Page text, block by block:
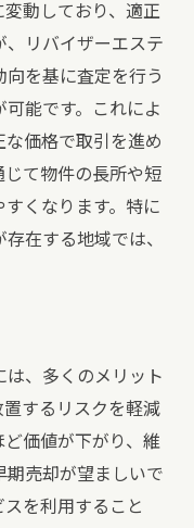
動しており、適正
、リバイザーエステ
を基に査定を行う
能です。これによ
価格で取引を進め
じて物件の長所や短
くなります。特に
在する地域では、
、多くのメリット
するリスクを軽減
価値が下がり、維
売却が望ましいで
を利用すること